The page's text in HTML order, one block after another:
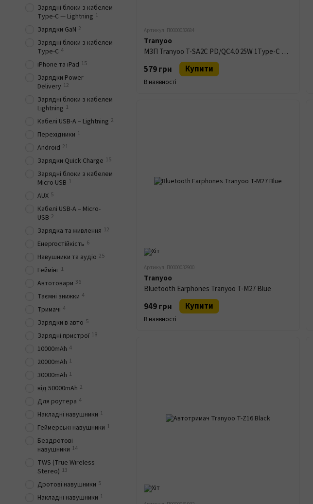
Артикул: П0000032684
Tranyoo
МЗП Tranyoo T-SA2C PD/QC4.0 25W 1Type-C + кабель Type-C to Type-C White
579 грн Купити
В наявності
Артикул: П0000032900
Tranyoo
Bluetooth Earphones Tranyoo T-M27 Blue
949 грн Купити
В наявності
Зарядні блоки з кабелем
Type-C — Lightning 1
Зарядки GaN 2
Зарядні блоки з кабелем
Type-C 4
iPhone та iPad 15
Зарядки Power
Delivery 12
Зарядні блоки з кабелем
Lightning 1
Кабелі USB-A – Lightning 2
Перехідники 1
Android 21
Зарядки Quick Charge 15
Зарядні блоки з кабелем
Micro USB 1
AUX 5
Кабелі USB-A – Micro-
USB 2
Зарядка та живлення 12
Енергостійкість 6
Навушники та аудіо 25
Геймінг 1
Автотовари 36
Таємні знижки 4
Тримачі 4
Зарядки в авто 5
Зарядні пристрої 18
10000mAh 4
20000mAh 1
30000mAh 1
від 50000mAh 2
Для роутера 4
Накладні навушники 1
Геймерські навушники 1
Бездротові
навушники 14
TWS (True Wireless
Stereo) 13
Дротові навушники 5
Накладні навушники 1